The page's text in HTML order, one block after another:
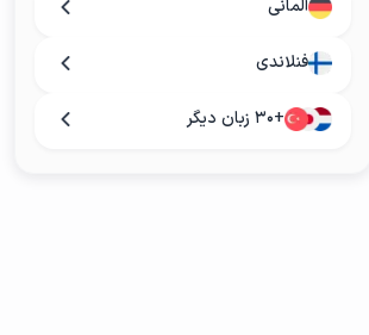
آلمانی
فنلاندی
+۳۰ زبان دیگر